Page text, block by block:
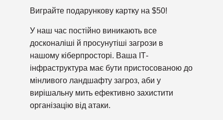
Виграйте подарункову картку на $50!
У наш час постійно виникають все
досконаліші й просунутіші загрози в
нашому кіберпросторі. Ваша ІТ-
інфраструктура має бути пристосованою до
мінливого ландшафту загроз, аби у
вирішальну мить ефективно захистити
організацію від атаки.